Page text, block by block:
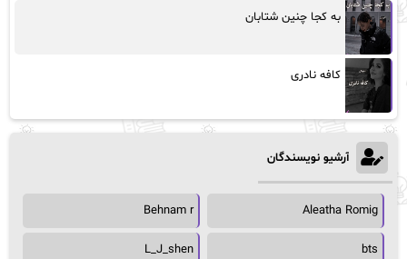
به کجا چنین شتابان
کافه نادری
آرشیو نویسندگان
Aleatha Romig
Behnam r
bts
L_J_shen